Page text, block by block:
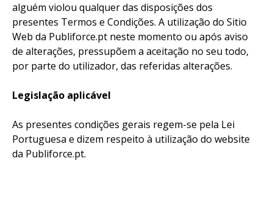
alguém violou qualquer das disposições dos
presentes Termos e Condições. A utilização do Sitio
Web da Publiforce.pt neste momento ou após aviso
de alterações, pressupõem a aceitação no seu todo,
por parte do utilizador, das referidas alterações.
Legislação aplicável
As presentes condições gerais regem-se pela Lei
Portuguesa e dizem respeito à utilização do website
da Publiforce.pt.